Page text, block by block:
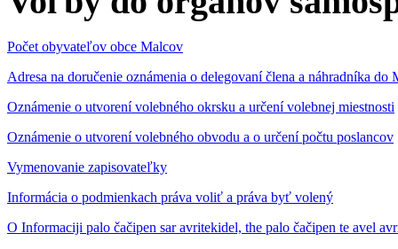
Počet obyvateľov obce Malcov
Adresa na doručenie oznámenia o delegovaní člena a náhradníka
Oznámenie o utvorení volebného okrsku a určení volebnej miestnosti
Oznámenie o utvorení volebného obvodu a o určení počtu poslancov
Vymenovanie zapisovateľky
Informácia o podmienkach práva voliť a práva byť volený
O Informaciji palo čačipen sar avritekidel, the palo čačipen te avel